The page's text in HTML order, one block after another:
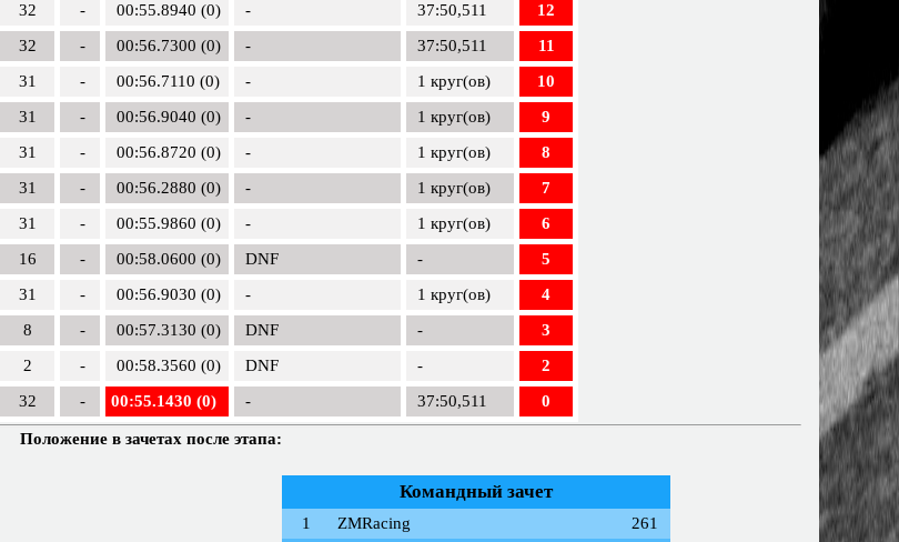
32 - 00:55.8940 (0) - 37:50,511
12
32 - 00:56.7300 (0) - 37:50,511
11
31 - 00:56.7110 (0) - 1 круг(ов)
10
31 - 00:56.9040 (0) - 1 круг(ов)
9
31 - 00:56.8720 (0) - 1 круг(ов)
8
31 - 00:56.2880 (0) - 1 круг(ов)
7
31 - 00:55.9860 (0) - 1 круг(ов)
6
16 - 00:58.0600 (0) DNF -
5
31 - 00:56.9030 (0) - 1 круг(ов)
4
8 - 00:57.3130 (0) DNF -
3
2 - 00:58.3560 (0) DNF -
2
32 - 00:55.1430 (0) - 37:50,511 0
Положение в зачетах после этапа:
Командный зачет
1 ZMRacing 261